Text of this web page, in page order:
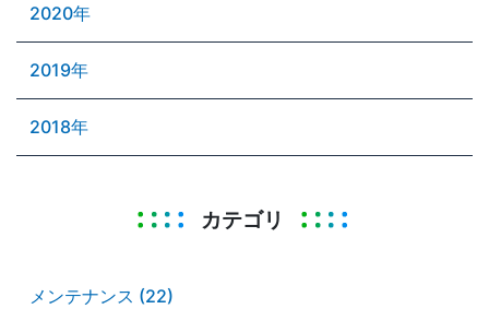
2020年
2019年
2018年
カテゴリ
メンテナンス (22)